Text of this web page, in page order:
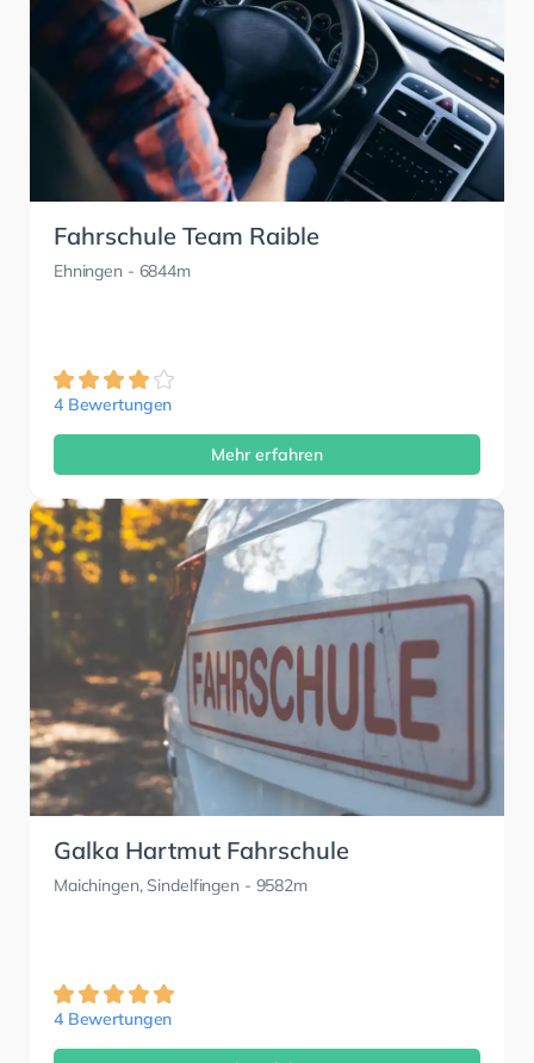
Fahrschule Team Raible
Ehningen - 6844m
4 Bewertungen
Mehr erfahren
Galka Hartmut Fahrschule
Maichingen, Sindelfingen - 9582m
4 Bewertungen